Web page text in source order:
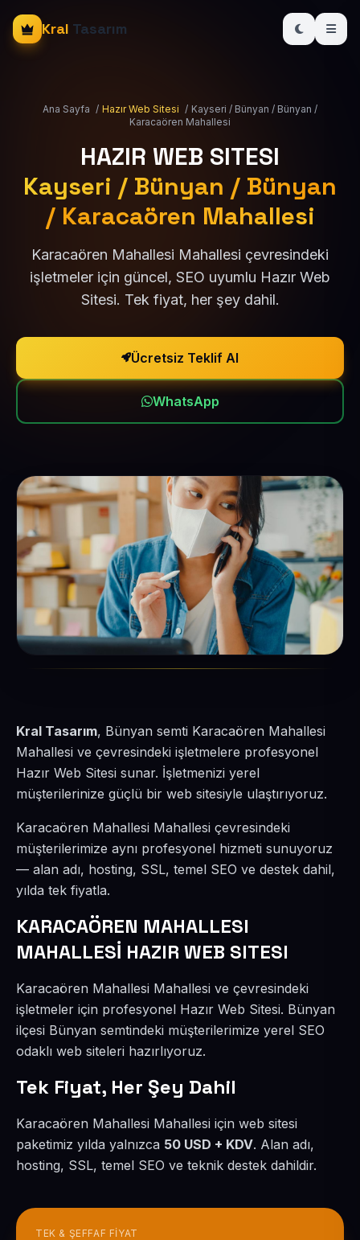
Kral Tasarım
Ana Sayfa / Hazır Web Sitesi / Kayseri / Bünyan / Bünyan /
Karacaören Mahallesi
HAZIR WEB SITESI
Kayseri / Bünyan / Bünyan
/ Karacaören Mahallesi
Karacaören Mahallesi Mahallesi çevresindeki
işletmeler için güncel, SEO uyumlu Hazır Web
Sitesi. Tek fiyat, her şey dahil.
Ücretsiz Teklif Al
WhatsApp
Kral Tasarım, Bünyan semti Karacaören Mahallesi
Mahallesi ve çevresindeki işletmelere profesyonel
Hazır Web Sitesi sunar. İşletmenizi yerel
müşterilerinize güçlü bir web sitesiyle ulaştırıyoruz.
Karacaören Mahallesi Mahallesi çevresindeki
müşterilerimize aynı profesyonel hizmeti sunuyoruz
— alan adı, hosting, SSL, temel SEO ve destek dahil,
yılda tek fiyatla.
KARACAÖREN MAHALLESI
MAHALLESİ HAZIR WEB SITESI
Karacaören Mahallesi Mahallesi ve çevresindeki
işletmeler için profesyonel Hazır Web Sitesi. Bünyan
ilçesi Bünyan semtindeki müşterilerimize yerel SEO
odaklı web siteleri hazırlıyoruz.
Tek Fiyat, Her Şey Dahil
Karacaören Mahallesi Mahallesi için web sitesi
paketimiz yılda yalnızca 50 USD + KDV. Alan adı,
hosting, SSL, temel SEO ve teknik destek dahildir.
TEK & ŞEFFAF FIYAT